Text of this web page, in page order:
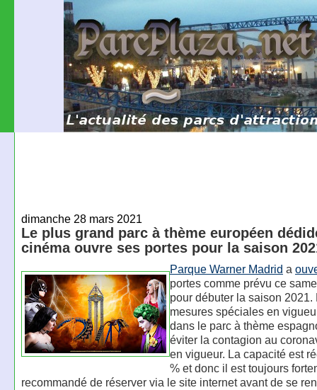
dimanche 28 mars 2021
Le plus grand parc à thème européen
cinéma ouvre ses portes pour la saison
Parque Warner Madrid a
portes comme prévu ce
pour débuter la saison 2021.
mesures spéciales en
dans le parc à thème
éviter la contagion au
en vigueur. La capacité est
% et donc il est toujours
recommandé de réserver via le site internet avant de se